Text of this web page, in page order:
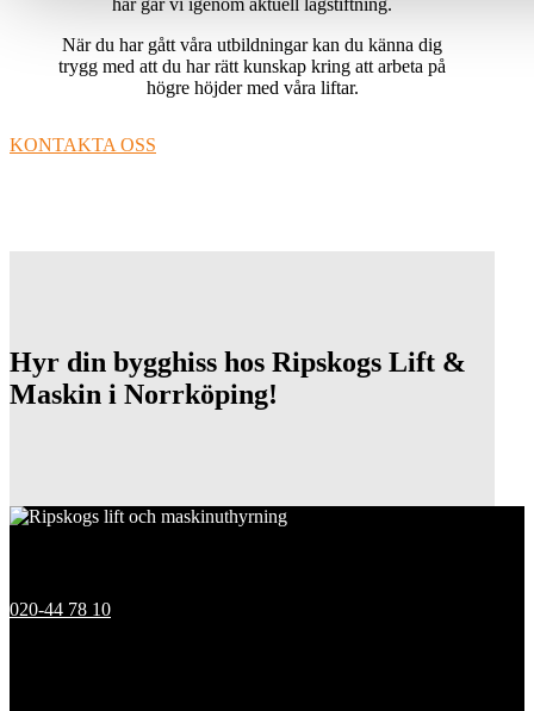
här går vi igenom aktuell lagstiftning.
När du har gått våra utbildningar kan du känna dig
trygg med att du har rätt kunskap kring att arbeta på
högre höjder med våra liftar.
KONTAKTA OSS
Hyr din bygghiss hos Ripskogs Lift &
Maskin i Norrköping!
020-44 78 10